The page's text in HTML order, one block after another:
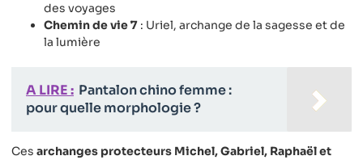
des voyages
Chemin de vie 7 : Uriel, archange de la sagesse et de
la lumière
A LIRE : Pantalon chino femme :
pour quelle morphologie ?
Ces archanges protecteurs Michel, Gabriel, Raphaël et